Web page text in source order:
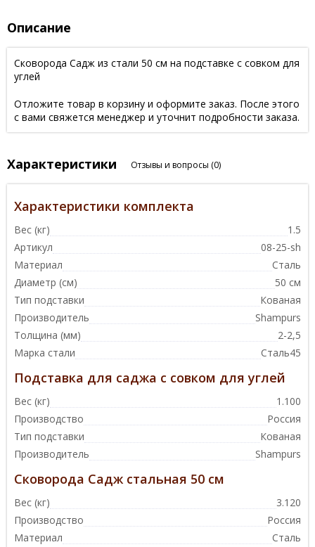
Описание
Сковорода Садж из стали 50 см на подставке с совком для
углей
Отложите товар в корзину и оформите заказ. После этого
с вами свяжется менеджер и уточнит подробности заказа.
Характеристики Отзывы и вопросы (0)
Характеристики комплекта
Вес (кг)
1.5
Артикул
08-25-sh
Материал
Сталь
Диаметр (см)
50 см
Тип подставки
Кованая
Производитель
Shampurs
Толщина (мм)
2-2,5
Марка стали
Сталь45
Подставка для саджа с совком для углей
Вес (кг)
1.100
Производство
Россия
Тип подставки
Кованая
Производитель
Shampurs
Сковорода Садж стальная 50 см
Вес (кг)
3.120
Производство
Россия
Материал
Сталь